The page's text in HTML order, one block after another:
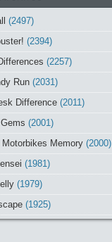
(2497)
(2394)
(2257)
Run (2031)
Difference (2011)
(2001)
Motorbikes Memory (2000)
(1981)
(1979)
(1925)